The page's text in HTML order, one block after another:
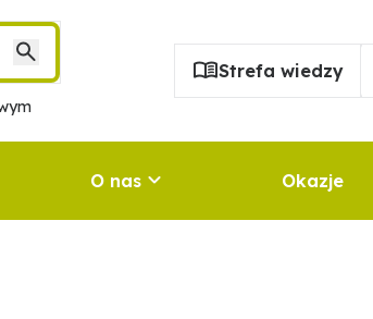
Strefa wiedzy
O nas Okazje